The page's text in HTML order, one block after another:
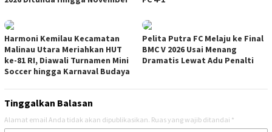
Harmoni Kemilau Kecamatan
Malinau Utara Meriahkan HUT
ke-81 RI, Diawali Turnamen Mini
Soccer hingga Karnaval Budaya
Pelita Putra FC Melaju ke Final
BMC V 2026 Usai Menang
Dramatis Lewat Adu Penalti
Tinggalkan Balasan
Alamat email Anda tidak akan dipublikasikan. Ruas yang wajib ditandai *